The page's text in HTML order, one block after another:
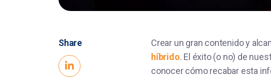
Share Crear un gran contenido y
híbrido. El éxito (o no) de
conocer cómo recabar esta